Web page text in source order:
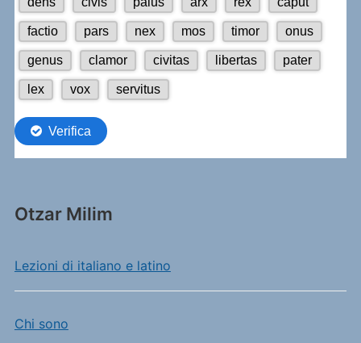
Otzar Milim
Lezioni di italiano e latino
Chi sono